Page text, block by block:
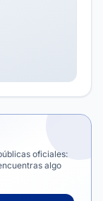
oficiales:
algo